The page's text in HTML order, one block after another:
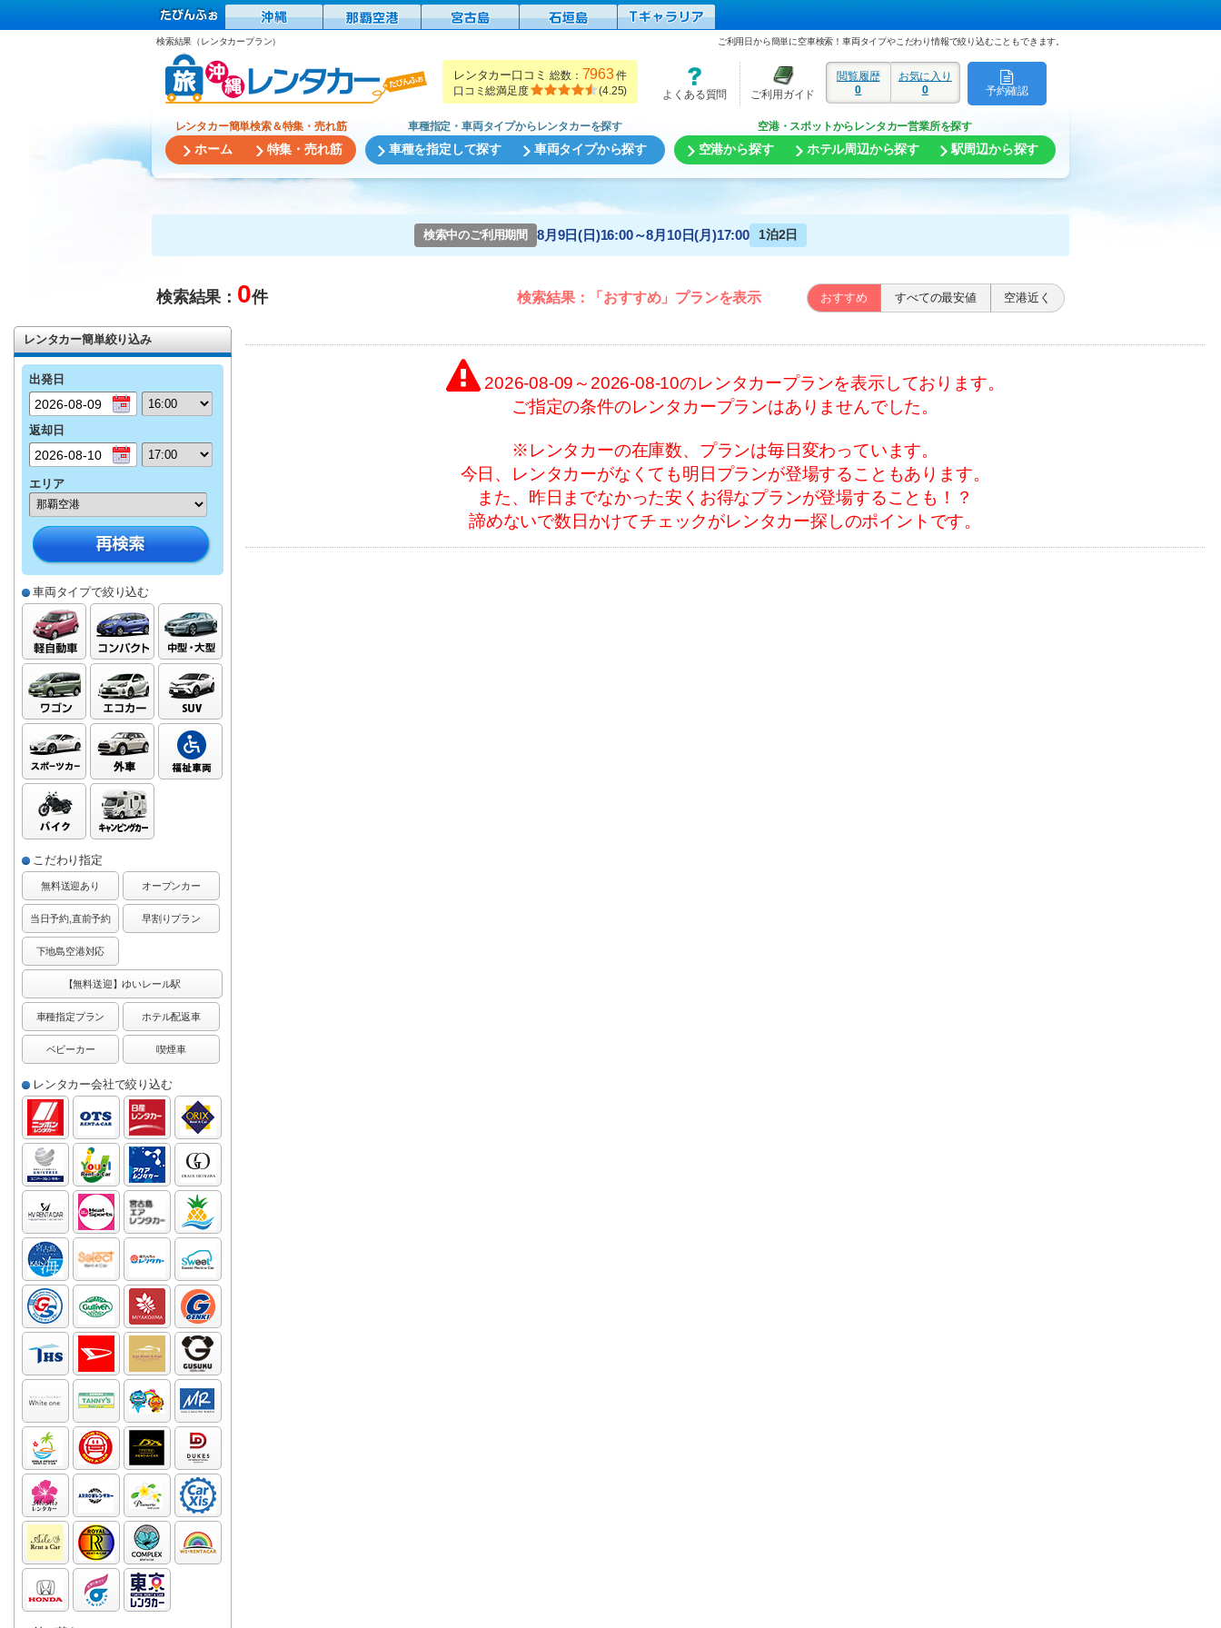
検索結果（レンタカープラン） ご利用日から簡単に空車検索！車両タイプやこだわり情報で絞り込むこともできます。
レンタカー口コミ 総数： 7963件
口コミ総満足度
(4.25) 予約確認
閲覧履歴
0
お気に入り
0
よくある質問 ご利用ガイド
レンタカー簡単検索＆特集・売れ筋
ホーム 特集・売れ筋
車種指定・車両タイプからレンタカーを探す
車種を指定して探す 車両タイプから探す
空港・スポットからレンタカー営業所を探す
空港から探す ホテル周辺から探す 駅周辺から探す
検索中のご利用期間 8月9日(日)16:00～8月10日(月)17:00 1泊2日
検索結果： 0件 検索結果：「おすすめ」プランを表示 おすすめ すべての最安値 空港近く
レンタカー簡単絞り込み
出発日
返却日
エリア
車両タイプで絞り込む
こだわり指定
無料送迎あり オープンカー
当日予約,直前予約 早割りプラン
下地島空港対応
【無料送迎】ゆいレール駅
車種指定プラン ホテル配返車
ベビーカー 喫煙車
レンタカー会社で絞り込む
2026-08-09～2026-08-10のレンタカープランを表示しております。
ご指定の条件のレンタカープランはありませんでした。
※レンタカーの在庫数、プランは毎日変わっています。
今日、レンタカーがなくても明日プランが登場することもあります。
また、昨日までなかった安くお得なプランが登場することも！？
諦めないで数日かけてチェックがレンタカー探しのポイントです。